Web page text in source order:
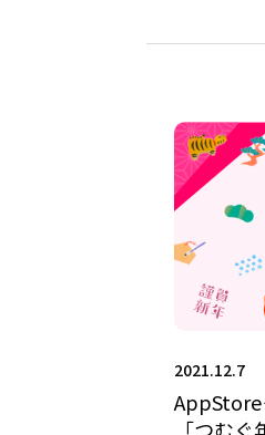
2021.12.7
AppStore